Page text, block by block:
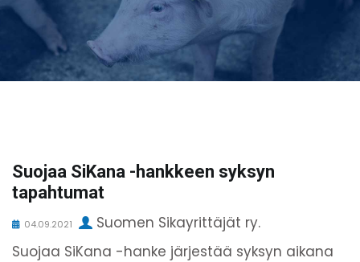
Suojaa SiKana -hankkeen syksyn
tapahtumat
04.09.2021
Suomen Sikayrittäjät ry.
Suojaa SiKana -hanke järjestää syksyn aikana